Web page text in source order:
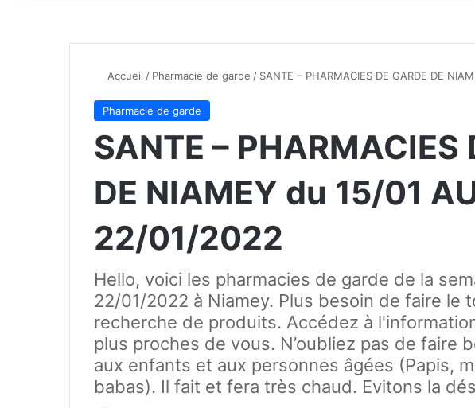
Accueil / Pharmacie de garde / SANTE – PHARMACIES DE GARDE DE
Pharmacie de garde
SANTE – PHARMACIES
DE NIAMEY du 15/01
22/01/2022
Hello, voici les pharmacies de garde de la
22/01/2022 à Niamey. Plus besoin de faire le
recherche de produits. Accédez à
plus proches de vous. N’oubliez pas de faire
aux enfants et aux personnes âgées (Papis,
babas). Il fait et fera très chaud. Evitons la